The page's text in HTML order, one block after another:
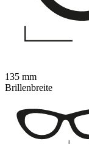
135 mm
Brillenbreite